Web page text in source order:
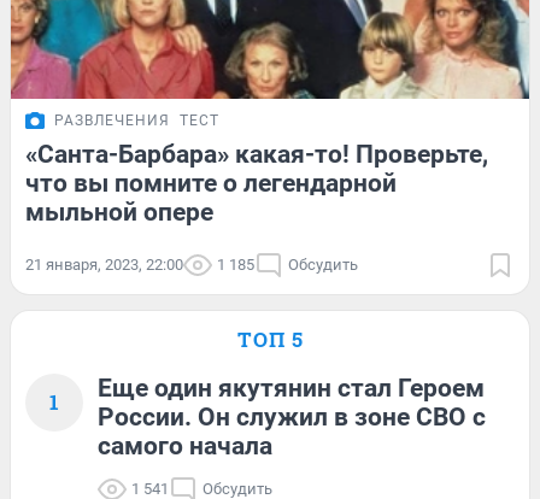
РАЗВЛЕЧЕНИЯ ТЕСТ
«Санта-Барбара» какая-то! Проверьте,
что вы помните о легендарной
мыльной опере
21 января, 2023, 22:00 1 185 Обсудить
ТОП 5
1
Еще один якутянин стал Героем
России. Он служил в зоне СВО с
самого начала
1 541 Обсудить